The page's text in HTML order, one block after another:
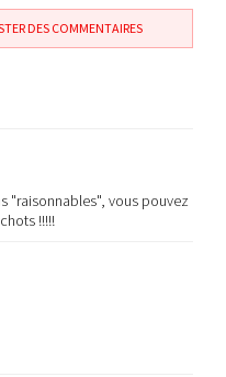
DES COMMENTAIRES
"raisonnables", vous pouvez
!!!!!